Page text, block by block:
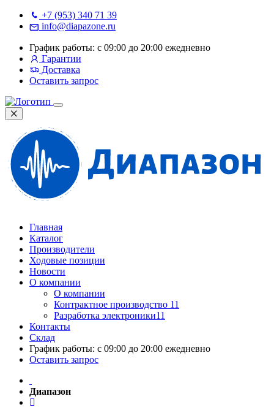
+7 (953) 340 71 39
info@diapazone.ru
График работы: с 09:00 до 20:00 ежедневно
Гарантии
Доставка
Оставить запрос
Главная
Каталог
Производители
Ходовые позиции
Новости
О компании
О компании
Контрактное производство 11
Разработка электроники11
Контакты
Склад
График работы: с 09:00 до 20:00 ежедневно
Оставить запрос
Диапазон